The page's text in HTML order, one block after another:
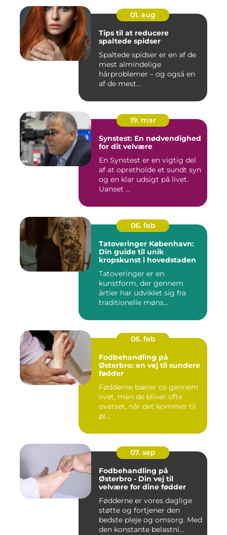
01. aug
Tips til at reducere
spaltede spidser
Spaltede spidser er en af de
mest almindelige
hårproblemer – og også en
af de mest...
19. mar
Synstest: En nødvendighed
for dit velvære
En Synstest er en vigtig del
af at opretholde et sundt syn
og en klar udsigt på livet.
Uanset ...
06. feb
Tatoveringer København:
Din guide til unik
kropskunst i hovedstaden
Tatoveringer er en
kunstform, der gennem
årtier har udviklet sig fra
traditionelle møns...
06. feb
Fodbehandling på
Østerbro: en vej til sundere
fødder
Fødderne bærer os gennem
livet, men de bliver ofte
overset, når det kommer til
pl...
07. sep
Fodbehandling på
Østerbro - Din vej til
velvære for dine fødder
Fødderne er vores daglige
støtte og fortjener den
bedste pleje og omsorg. Med
den konstante belastni...